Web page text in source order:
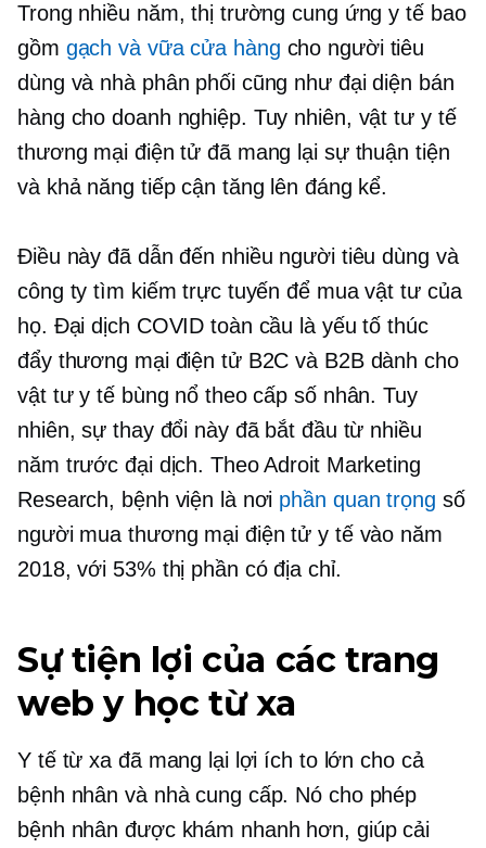
Trong nhiều năm, thị trường cung ứng y tế bao
gồm gạch và vữacửa hàng cho người tiêu
dùng và nhà phân phối cũng như đại diện bán
hàng cho doanh nghiệp. Tuy nhiên, vật tư y tế
thương mại điện tử đã mang lại sự thuận tiện
và khả năng tiếp cận tăng lên đáng kể.
Điều này đã dẫn đến nhiều người tiêu dùng và
công ty tìm kiếm trực tuyến để mua vật tư của
họ. Đại dịch COVID toàn cầu là yếu tố thúc
đẩy thương mại điện tử B2C và B2B dành cho
vật tư y tế bùng nổ theo cấp số nhân. Tuy
nhiên, sự thay đổi này đã bắt đầu từ nhiều
năm trước đại dịch. Theo Adroit Marketing
Research, bệnh viện là nơi phần quan trọng số
người mua thương mại điện tử y tế vào năm
2018, với 53% thị phần có địa chỉ.
Sự tiện lợi của các trang
web y học từ xa
Y tế từ xa đã mang lại lợi ích to lớn cho cả
bệnh nhân và nhà cung cấp. Nó cho phép
bệnh nhân được khám nhanh hơn, giúp cải